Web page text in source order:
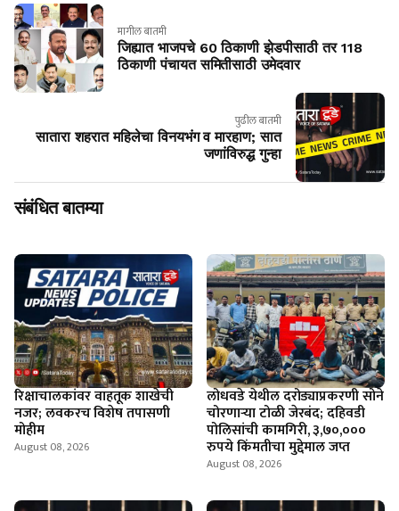
मागील बातमी
जिह्यात भाजपचे 60 ठिकाणी झेडपीसाठी तर 118
ठिकाणी पंचायत समितीसाठी उमेदवार
पुढील बातमी
सातारा शहरात महिलेचा विनयभंग व मारहाण; सात
जणांविरुद्ध गुन्हा
संबंधित बातम्या
रिक्षाचालकांवर वाहतूक शाखेची
नजर; लवकरच विशेष तपासणी
मोहीम
August 08, 2026
लोधवडे येथील दरोड्याप्रकरणी सोने
चोरणाऱ्या टोळी जेरबंद; दहिवडी
पोलिसांची कामगिरी, ३,७०,०००
रुपये किंमतीचा मुद्देमाल जप्त
August 08, 2026